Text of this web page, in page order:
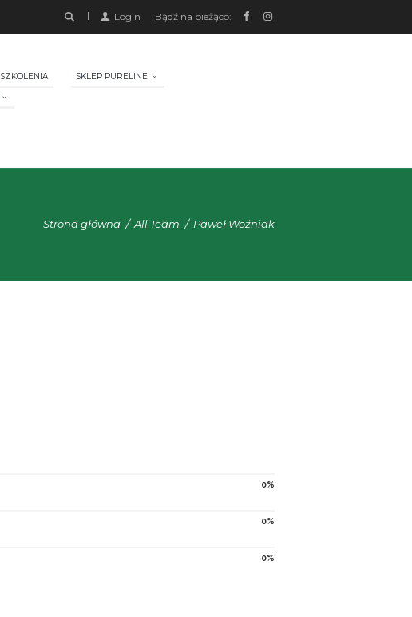
Bądź na bieżąco:
Login
SZKOLENIA
SKLEP PURELINE
Strona główna All Team Paweł Woźniak
0
0
0